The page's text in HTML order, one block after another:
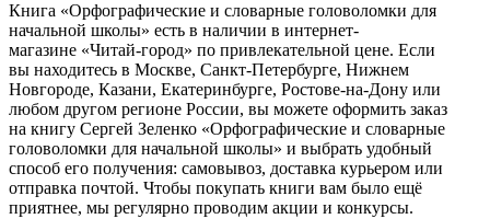
Книга «Орфографические и словарные головоломки для
начальной школы» есть в наличии в интернет-
магазине «Читай-город» по привлекательной цене. Если
вы находитесь в Москве, Санкт-Петербурге, Нижнем
Новгороде, Казани, Екатеринбурге, Ростове-на-Дону или
любом другом регионе России, вы можете оформить заказ
на книгу Сергей Зеленко «Орфографические и словарные
головоломки для начальной школы» и выбрать удобный
способ его получения: самовывоз, доставка курьером или
отправка почтой. Чтобы покупать книги вам было ещё
приятнее, мы регулярно проводим акции и конкурсы.